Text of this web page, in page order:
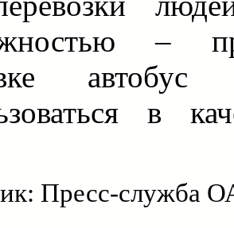
–
в
Пресс-служба